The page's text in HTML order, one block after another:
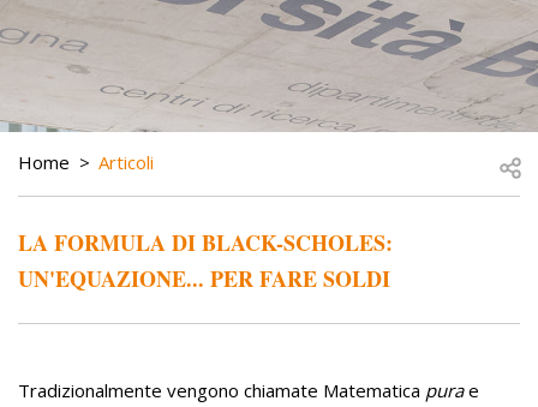
BREADCRUMB
Home Articoli
LA FORMULA DI BLACK-SCHOLES:
UN'EQUAZIONE... PER FARE SOLDI
Tradizionalmente vengono chiamate Matematica purae